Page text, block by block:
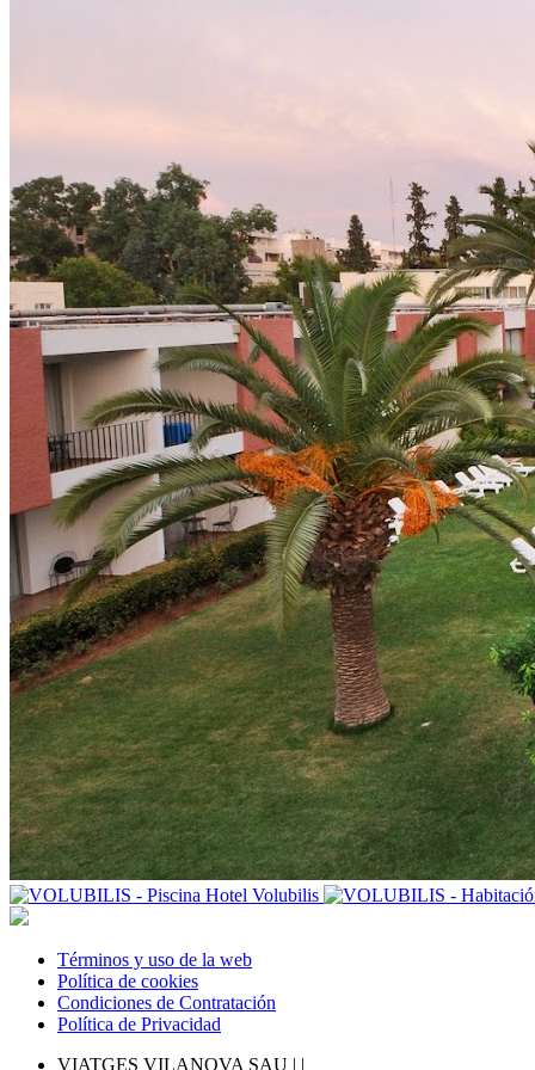
Términos y uso de la web
Política de cookies
Condiciones de Contratación
Política de Privacidad
VIATGES VILANOVA SAU | |